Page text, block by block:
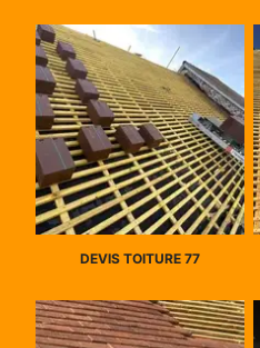
DEVIS TOITURE 77